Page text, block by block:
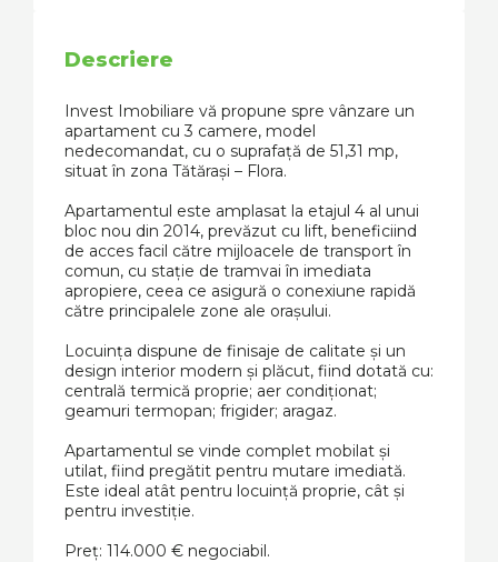
Descriere
Invest Imobiliare vă propune spre vânzare un
apartament cu 3 camere, model
nedecomandat, cu o suprafață de 51,31 mp,
situat în zona Tătărași – Flora.
Apartamentul este amplasat la etajul 4 al unui
bloc nou din 2014, prevăzut cu lift, beneficiind
de acces facil către mijloacele de transport în
comun, cu stație de tramvai în imediata
apropiere, ceea ce asigură o conexiune rapidă
către principalele zone ale orașului.
Locuința dispune de finisaje de calitate și un
design interior modern și plăcut, fiind dotată cu:
centrală termică proprie; aer condiționat;
geamuri termopan; frigider; aragaz.
Apartamentul se vinde complet mobilat și
utilat, fiind pregătit pentru mutare imediată.
Este ideal atât pentru locuință proprie, cât și
pentru investiție.
Preț: 114.000 € negociabil.